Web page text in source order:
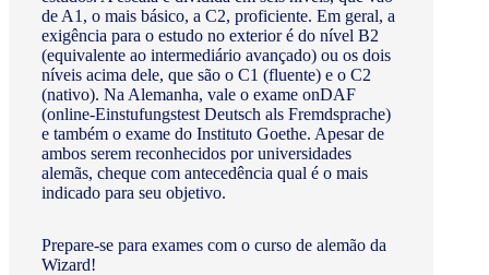
de A1, o mais básico, a C2, proficiente. Em geral, a
exigência para o estudo no exterior é do nível B2
(equivalente ao intermediário avançado) ou os dois
níveis acima dele, que são o C1 (fluente) e o C2
(nativo). Na Alemanha, vale o exame onDAF
(online-Einstufungstest Deutsch als Fremdsprache)
e também o exame do Instituto Goethe. Apesar de
ambos serem reconhecidos por universidades
alemãs, cheque com antecedência qual é o mais
indicado para seu objetivo.
Prepare-se para exames com o curso de alemão da
Wizard!